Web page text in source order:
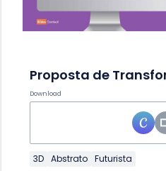
Download
3D Abstrato Futurista